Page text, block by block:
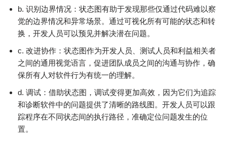
b. 识别边界情况：状态图有助于发现那些仅通过代码难以察
觉的边界情况和异常场景。通过可视化所有可能的状态和转
换，开发人员可以预见并解决潜在问题。
c. 改进协作：状态图作为开发人员、测试人员和利益相关者
之间的通用视觉语言，促进团队成员之间的沟通与协作，确
保所有人对软件行为有统一的理解。
d. 调试：借助状态图，调试变得更加高效，因为它们为追踪
和诊断软件中的问题提供了清晰的路线图。开发人员可以跟
踪程序在不同状态间的执行路径，准确定位问题发生的位
置。